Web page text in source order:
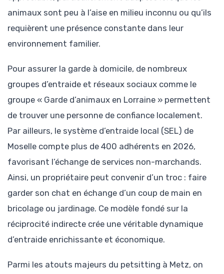
animaux sont peu à l’aise en milieu inconnu ou qu’ils
requièrent une présence constante dans leur
environnement familier.
Pour assurer la garde à domicile, de nombreux
groupes d’entraide et réseaux sociaux comme le
groupe « Garde d’animaux en Lorraine » permettent
de trouver une personne de confiance localement.
Par ailleurs, le système d’entraide local (SEL) de
Moselle compte plus de 400 adhérents en 2026,
favorisant l’échange de services non-marchands.
Ainsi, un propriétaire peut convenir d’un troc : faire
garder son chat en échange d’un coup de main en
bricolage ou jardinage. Ce modèle fondé sur la
réciprocité indirecte crée une véritable dynamique
d’entraide enrichissante et économique.
Parmi les atouts majeurs du petsitting à Metz, on